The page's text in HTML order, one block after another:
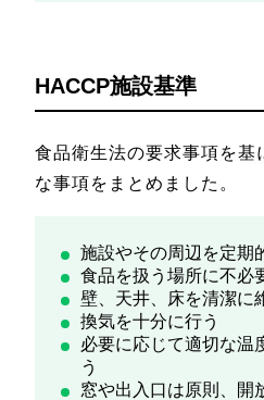
HACCP施設基準
食品衛生法の要求事項を基
な事項をまとめました。
施設やその周辺を定期
食品を扱う場所に不必
壁、天井、床を清潔に
換気を十分に行う
必要に応じて適切な温
う
窓や出入口は原則、開